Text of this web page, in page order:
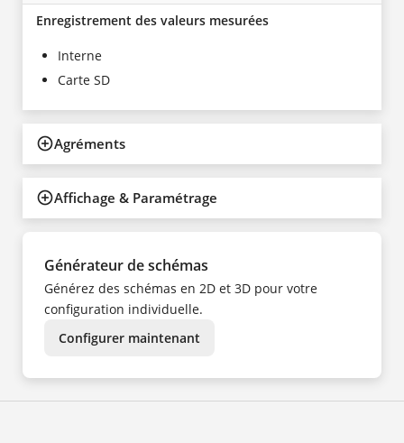
Enregistrement des valeurs mesurées
Interne
Carte SD
Agréments
Affichage & Paramétrage
Générateur de schémas
Générez des schémas en 2D et 3D pour votre
configuration individuelle.
Configurer maintenant